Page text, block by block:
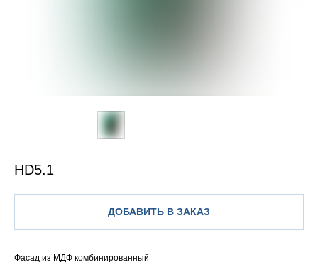
HD5.1
ДОБАВИТЬ В ЗАКАЗ
Фасад из МДФ комбинированный